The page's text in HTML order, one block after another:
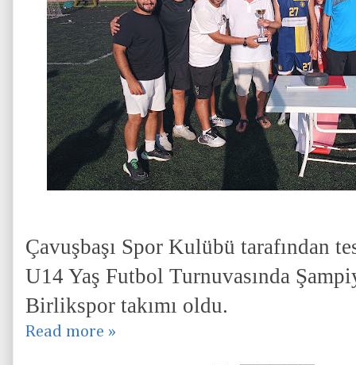
Çavuşbaşı Spor Kulübü tarafından
U14 Yaş Futbol Turnuvasında
Birlikspor takımı oldu.
Read more »